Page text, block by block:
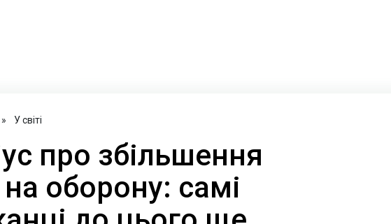
» У світі
про збільшення
оборону: самі